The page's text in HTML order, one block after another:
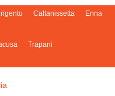
Caltanissetta Enna
Trapani